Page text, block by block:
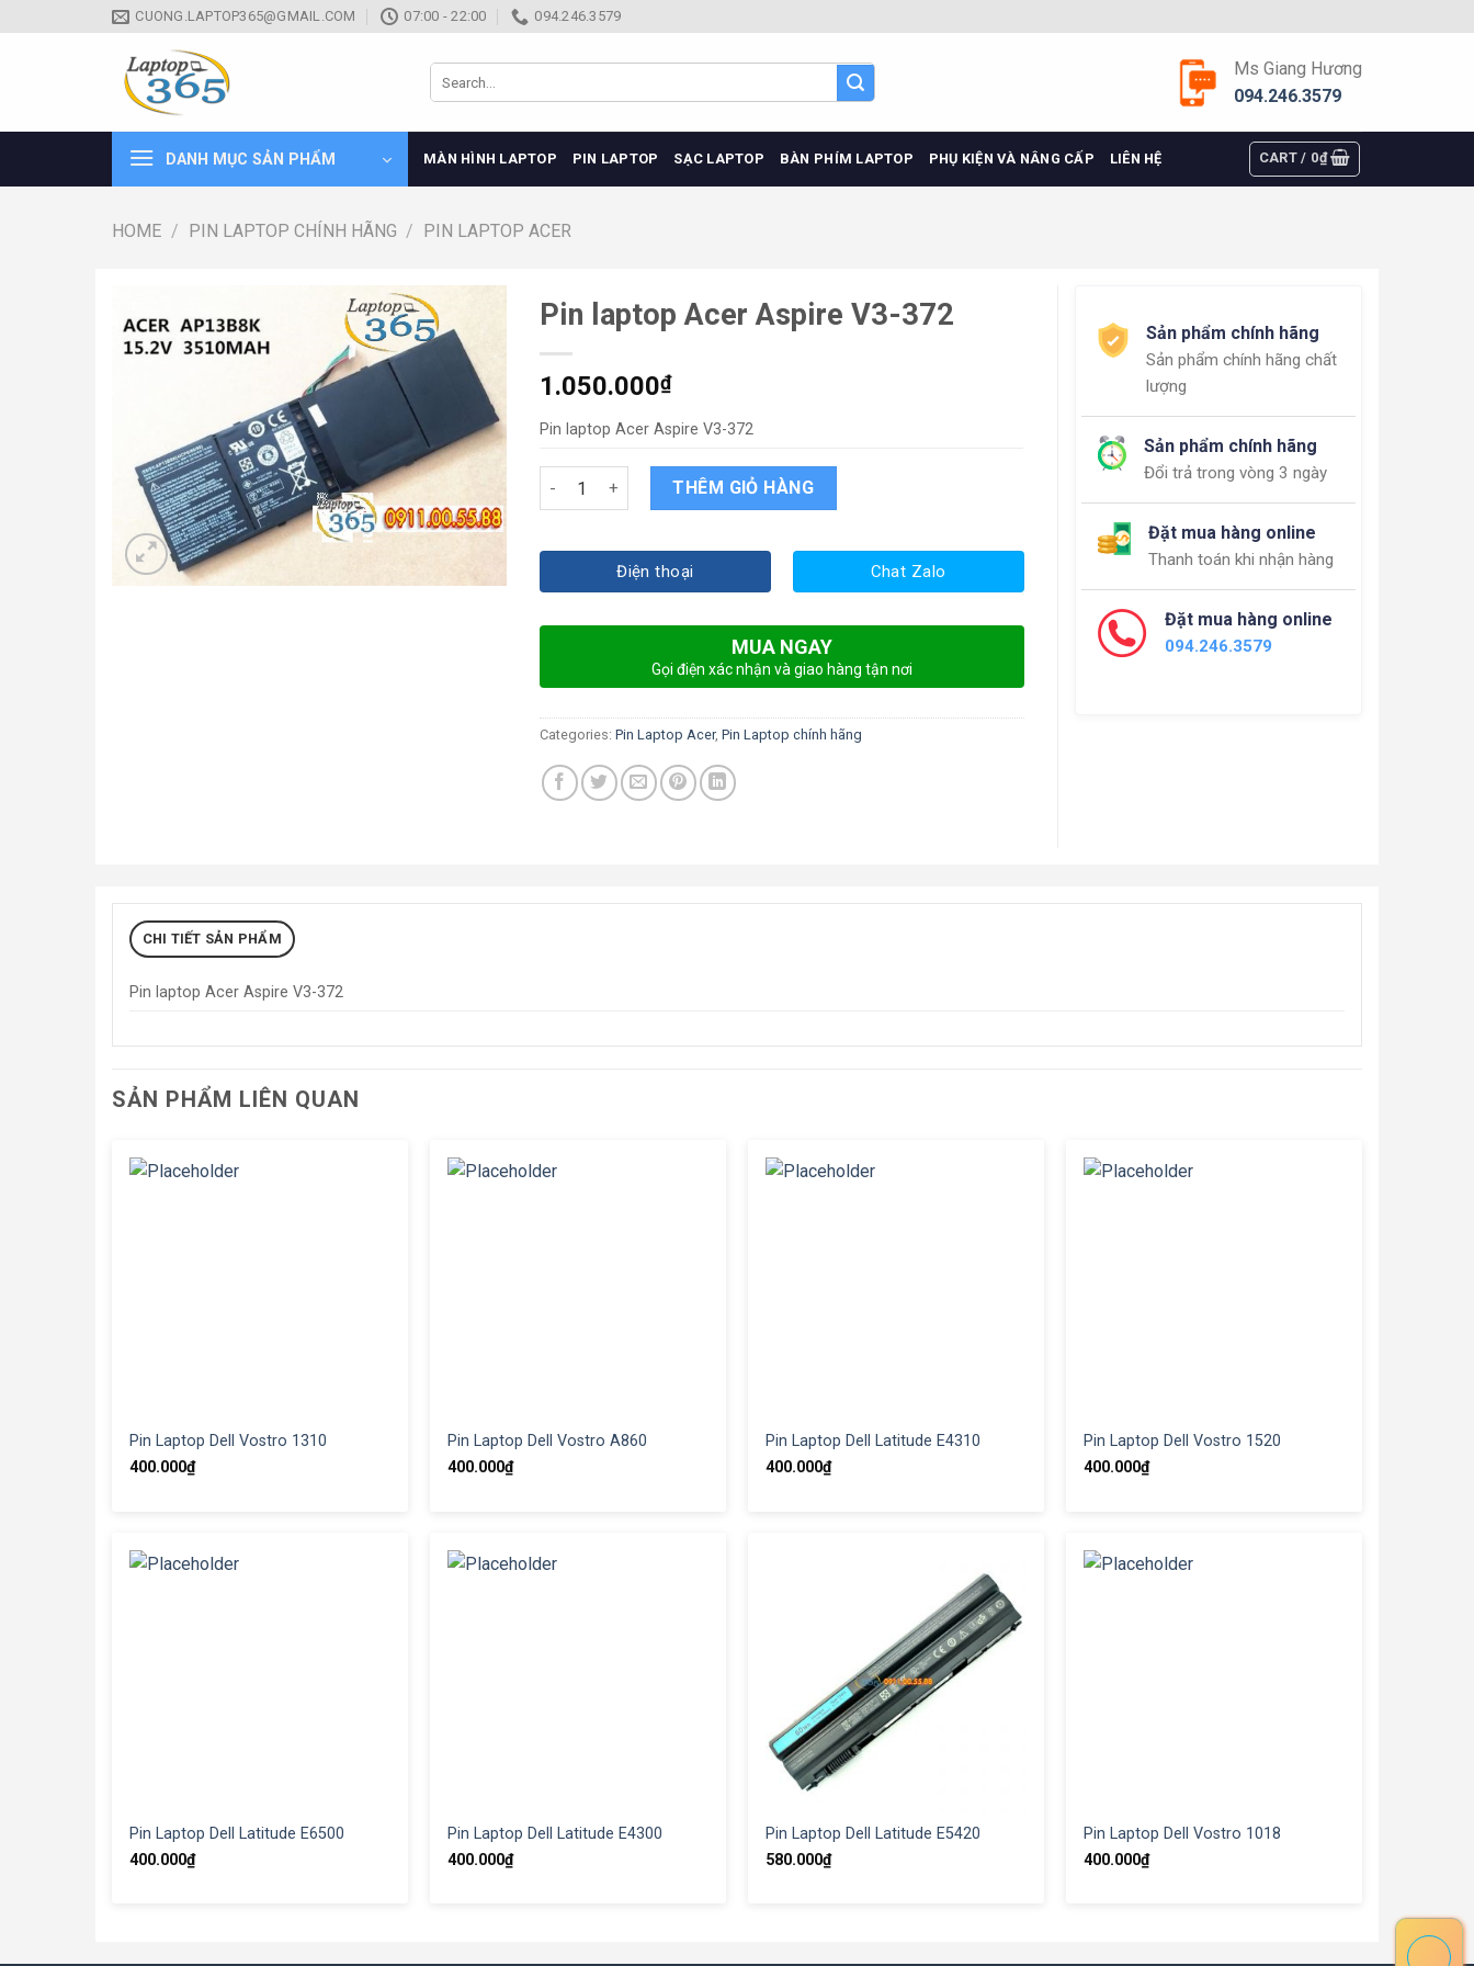
to
CUONG.LAPTOP365@GMAIL.COM 07:00 - 22:00 094.246.3579
Ms Giang Hương
094.246.3579
DANH MỤC SẢN PHẨM MÀN HÌNH LAPTOP PIN LAPTOP SẠC LAPTOP BÀN PHÍM LAPTOP PHỤ KIỆN VÀ NÂNG CẤP LIÊN HỆ CART / 0₫
HOME / PIN LAPTOP CHÍNH HÃNG / PIN LAPTOP ACER
Pin laptop Acer Aspire V3-372
1.050.000₫
Pin laptop Acer Aspire V3-372
Pin laptop Acer Aspire V3-372 quantity
THÊM GIỎ HÀNG
Điện thoại Chat Zalo
MUA NGAY
Gọi điện xác nhận và giao hàng tận nơi
Categories: Pin Laptop Acer, Pin Laptop chính hãng
Sản phẩm chính hãng
Sản phẩm chính hãng chất
lượng
Sản phẩm chính hãng
Đổi trả trong vòng 3 ngày
Đặt mua hàng online
Thanh toán khi nhận hàng
Đặt mua hàng online
094.246.3579
CHI TIẾT SẢN PHẨM
Pin laptop Acer Aspire V3-372
SẢN PHẨM LIÊN QUAN
Pin Laptop Dell Vostro 1310
400.000₫
Pin Laptop Dell Vostro A860
400.000₫
Pin Laptop Dell Latitude E4310
400.000₫
Pin Laptop Dell Vostro 1520
400.000₫
Pin Laptop Dell Latitude E6500
400.000₫
Pin Laptop Dell Latitude E4300
400.000₫
Pin Laptop Dell Latitude E5420
580.000₫
Pin Laptop Dell Vostro 1018
400.000₫